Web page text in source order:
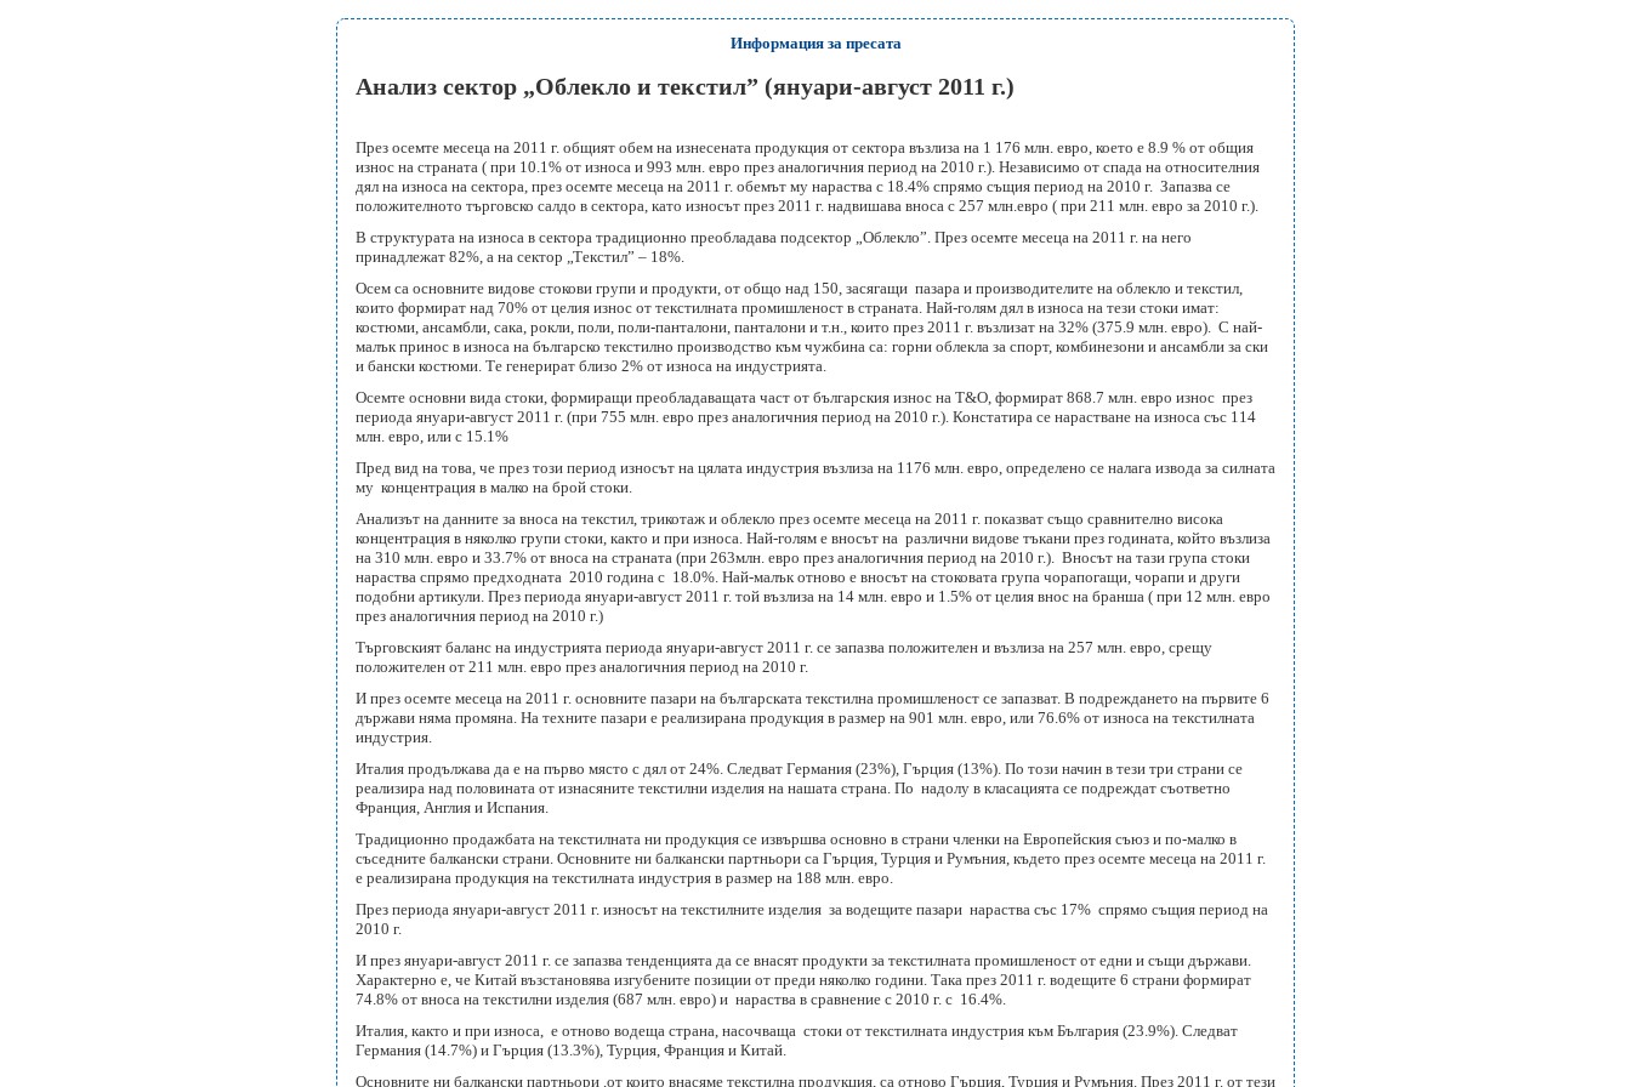
Информация за пресата
Анализ сектор „Облекло и текстил” (януари-август 2011 г.)
През осемте месеца на 2011 г. общият обем на изнесената продукция от сектора възлиза на 1 176 млн. евро, което е 8.9 % от общия
износ на страната ( при 10.1% от износа и 993 млн. евро през аналогичния период на 2010 г.). Независимо от спада на относителния
дял на износа на сектора, през осемте месеца на 2011 г. обемът му нараства с 18.4% спрямо същия период на 2010 г. Запазва се
положителното търговско салдо в сектора, като износът през 2011 г. надвишава вноса с 257 млн.евро ( при 211 млн. евро за 2010 г.).
В структурата на износа в сектора традиционно преобладава подсектор „Облекло”. През осемте месеца на 2011 г. на него
принадлежат 82%, а на сектор „Текстил” – 18%.
Oсем са основните видове стокови групи и продукти, от общо над 150, засягащи пазара и производителите на облекло и текстил,
които формират над 70% от целия износ от текстилната промишленост в страната. Най-голям дял в износа на тези стоки имат:
костюми, ансамбли, сака, рокли, поли, поли-панталони, панталони и т.н., които през 2011 г. възлизат на 32% (375.9 млн. евро). С най-
малък принос в износа на българско текстилно производство към чужбина са: горни облекла за спорт, комбинезони и ансамбли за ски
и бански костюми. Те генерират близо 2% от износа на индустрията.
Осемте основни вида стоки, формиращи преобладаващата част от българския износ на T&O, формират 868.7 млн. евро износ през
периода януари-август 2011 г. (при 755 млн. евро през аналогичния период на 2010 г.). Констатира се нарастване на износа със 114
млн. евро, или с 15.1%
Пред вид на това, че през този период износът на цялата индустрия възлиза на 1176 млн. евро, определено се налага извода за силната
му концентрация в малко на брой стоки.
Анализът на данните за вноса на текстил, трикотаж и облекло през осемте месеца на 2011 г. показват също сравнително висока
концентрация в няколко групи стоки, както и при износа. Най-голям е вносът на различни видове тъкани през годината, който възлиза
на 310 млн. евро и 33.7% от вноса на страната (при 263млн. евро през аналогичния период на 2010 г.). Вносът на тази група стоки
нараства спрямо предходната 2010 година с 18.0%. Най-малък отново е вносът на стоковата група чорапогащи, чорапи и други
подобни артикули. През периода януари-август 2011 г. той възлиза на 14 млн. евро и 1.5% от целия внос на бранша ( при 12 млн. евро
през аналогичния период на 2010 г.)
Търговският баланс на индустрията периода януари-август 2011 г. се запазва положителен и възлиза на 257 млн. евро, срещу
положителен от 211 млн. евро през аналогичния период на 2010 г.
И през осемте месеца на 2011 г. основните пазари на българската текстилна промишленост се запазват. В подреждането на първите 6
държави няма промяна. На техните пазари е реализирана продукция в размер на 901 млн. евро, или 76.6% от износа на текстилната
индустрия.
Италия продължава да е на първо място с дял от 24%. Следват Германия (23%), Гърция (13%). По този начин в тези три страни се
реализира над половината от изнасяните текстилни изделия на нашата страна. По надолу в класацията се подреждат съответно
Франция, Англия и Испания.
Традиционно продажбата на текстилната ни продукция се извършва основно в страни членки на Европейския съюз и по-малко в
съседните балкански страни. Основните ни балкански партньори са Гърция, Турция и Румъния, където през осемте месеца на 2011 г.
е реализирана продукция на текстилната индустрия в размер на 188 млн. евро.
През периода януари-август 2011 г. износът на текстилните изделия за водещите пазари нараства със 17% спрямо същия период на
2010 г.
И през януари-август 2011 г. се запазва тенденцията да се внасят продукти за текстилната промишленост от едни и същи държави.
Характерно е, че Китай възстановява изгубените позиции от преди няколко години. Така през 2011 г. водещите 6 страни формират
74.8% от вноса на текстилни изделия (687 млн. евро) и нараства в сравнение с 2010 г. с 16.4%.
Италия, както и при износа, е отново водеща страна, насочваща стоки от текстилната индустрия към България (23.9%). Следват
Германия (14.7%) и Гърция (13.3%), Турция, Франция и Китай.
Основните ни балкански партньори ,от които внасяме текстилна продукция, са отново Гърция, Турция и Румъния. През 2011 г. от тези